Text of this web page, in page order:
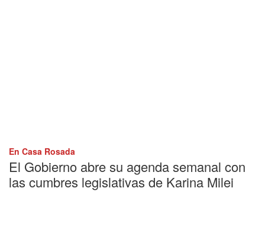
En Casa Rosada
El Gobierno abre su agenda semanal con
las cumbres legislativas de Karina Milei